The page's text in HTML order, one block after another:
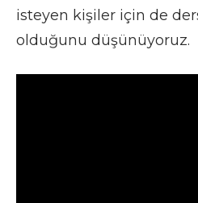
isteyen kişiler için de
olduğunu düşünüyoruz.